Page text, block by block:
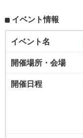
イベント情報
イベント名
開催場所・会場
開催日程